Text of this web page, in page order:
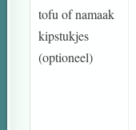
tofu of namaak
kipstukjes
(optioneel)